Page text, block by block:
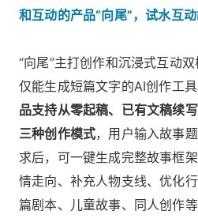
和互动的产品“向尾”，试水互动
“向尾”主打创作和沉浸式互动
仅能生成短篇文字的AI创作工具
品支持从零起稿、已有文稿续
三种创作模式，用户输入故事
求后，可一键生成完整故事框
情走向、补充人物支线、优化
篇剧本、儿童故事、同人创作等